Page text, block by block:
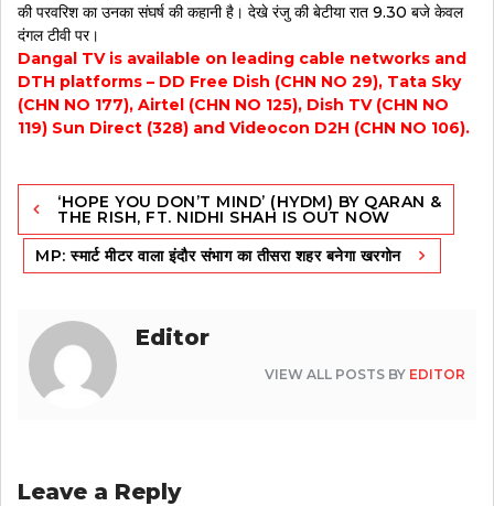
की परवरिश का उनका संघर्ष की कहानी है। देखे रंजु की बेटीया रात 9.30 बजे केवल
दंगल टीवी पर।
Dangal TV is available on leading cable networks and
DTH platforms – DD Free Dish (CHN NO 29), Tata Sky
(CHN NO 177), Airtel (CHN NO 125), Dish TV (CHN NO
119) Sun Direct (328) and Videocon D2H (CHN NO 106).
Post
navigation
‘HOPE YOU DON’T MIND’ (HYDM) BY QARAN &
THE RISH, FT. NIDHI SHAH IS OUT NOW
MP: स्मार्ट मीटर वाला इंदौर संभाग का तीसरा शहर बनेगा खरगोन
Editor
VIEW ALL POSTS BY EDITOR
Leave a Reply